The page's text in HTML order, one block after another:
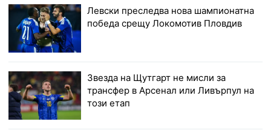
Левски преследва нова шампионатна
победа срещу Локомотив Пловдив
Звезда на Щутгарт не мисли за
трансфер в Арсенал или Ливърпул на
този етап